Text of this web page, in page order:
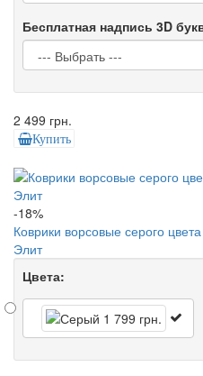
Бесплатная надпись 3D
2 499 грн.
Купить
-18%
Коврики ворсовые серого
Элит
Цвета: